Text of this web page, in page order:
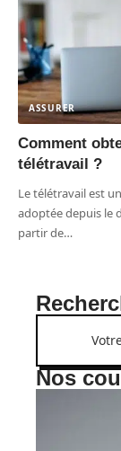
ASSURER
Comment
télétravail ?
Le télétravail est
adoptée depuis le
partir de…
Nos